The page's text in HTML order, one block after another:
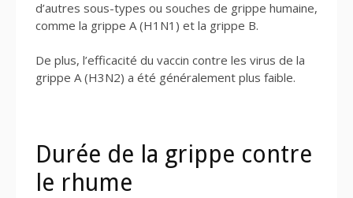
d’autres sous-types ou souches de grippe humaine,
comme la grippe A (H1N1) et la grippe B.
De plus, l’efficacité du vaccin contre les virus de la
grippe A (H3N2) a été généralement plus faible.
Durée de la grippe contre
le rhume